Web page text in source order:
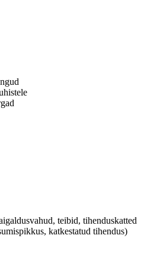
teibid, tihenduskatted
katkestatud tihendus)